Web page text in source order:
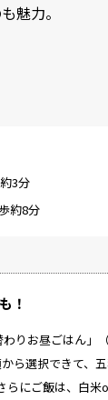
魅力。
3分
約8分
！
りお昼ごはん」
ら選択できて、
らにご飯は、白